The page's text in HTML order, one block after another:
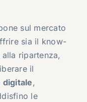
sul mercato
sia il know-
ripartenza,
il
digitale,
le